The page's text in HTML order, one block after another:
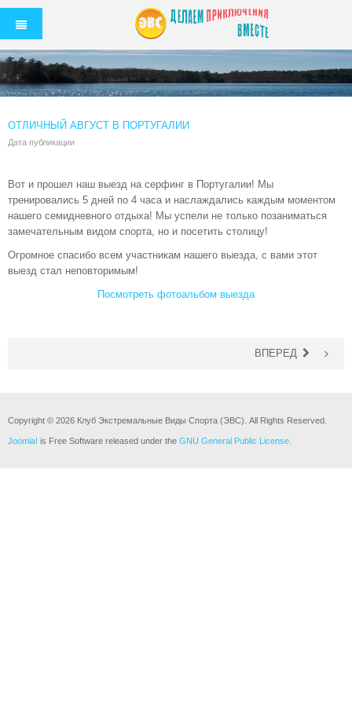
ОТЛИЧНЫЙ АВГУСТ В ПОРТУГАЛИИ
Дата публикации
Вот и прошел наш выезд на серфинг в Португалии! Мы
тренировались 5 дней по 4 часа и наслаждались каждым моментом
нашего семидневного отдыха! Мы успели не только позаниматься
замечательным видом спорта, но и посетить столицу!
Огромное спасибо всем участникам нашего выезда, с вами этот
выезд стал неповторимым!
Посмотреть фотоальбом выезда
ВПЕРЕД
Copyright © 2026 Клуб Экстремальные Виды Спорта (ЭВС). All Rights Reserved.
Joomla! is Free Software released under the GNU General Public License.